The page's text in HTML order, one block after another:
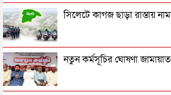
ছেলের ছুরি কাঘাতে বাবা-মা
মহিলা আওয়ামী লীগ নেত্রী
সিলেটে কাগজ ছাড়া রাস্তায়
নতুন কর্মসূচির ঘোষণা